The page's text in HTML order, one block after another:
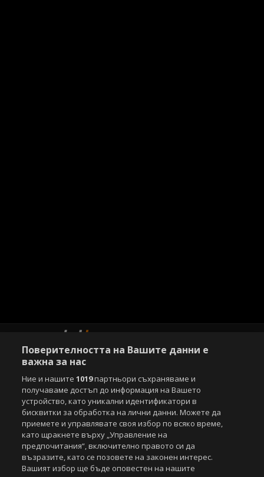
Copyright © 2007-2026 Агенция Спортал. Всички права запазени.
Този уебсайт е собственост наSportal Media Group
За нас Екип За рекламa
Общи условия
Етични правила на НСС
Лични данни
Управление на предпочитания
Съдържанието на този уеб сайт и технологиите, използвани в него, са
под закрила на Закона за авторското право и сродните му права.
Поверителността на Вашите данни е
важна за нас
Ние и нашите1019партньори съхраняваме и
получаваме достъп до информация на Вашето
устройство, като уникални идентификатори в
бисквитки за обработка на лични данни. Можете да
приемете и управлявате своя избор по всяко време,
като щракнете върху „Управление на
предпочитания“, включително правото си да
възразите, като се позовете на законен интерес.
Вашият избор ще бъде оповестен на нашите